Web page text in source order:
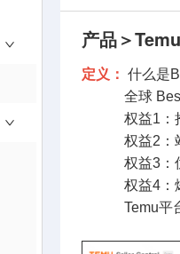
产品＞
定义： 什么是
全球
权益1：抢
权益2：站
权益3：优
权益4：爆
Temu平台推